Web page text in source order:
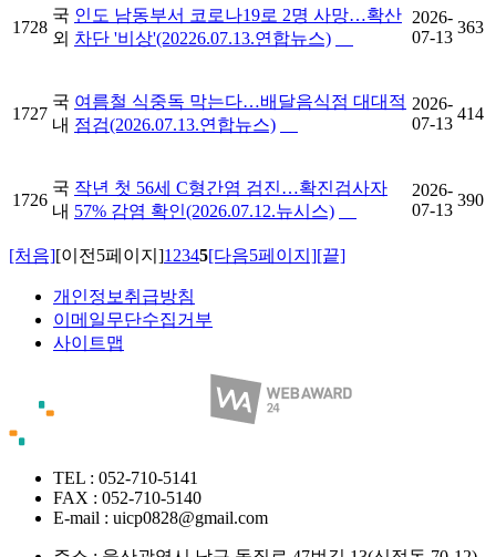
1728
국
외
인도 남동부서 코로나19로 2명 사망…확산
차단 '비상'(20226.07.13.연합뉴스)
2026-
07-13
363
1727
국
내
여름철 식중독 막는다…배달음식점 대대적
점검(2026.07.13.연합뉴스)
2026-
07-13
414
1726
국
내
작년 첫 56세 C형간염 검진…확진검사자
57% 감염 확인(2026.07.12.뉴시스)
2026-
07-13
390
[처음][이전5페이지]1 2345[다음5페이지][끝]
개인정보취급방침
이메일무단수집거부
사이트맵
TEL : 052-710-5141
FAX : 052-710-5140
E-mail : uicp0828@gmail.com